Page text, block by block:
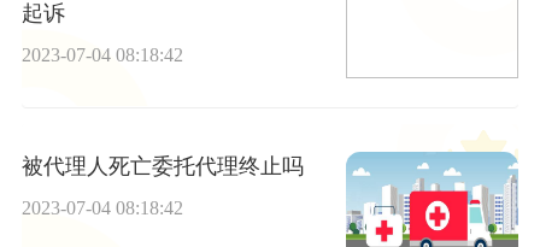
起诉
2023-07-04 08:18:42
被代理人死亡委托代理终止吗
2023-07-04 08:18:42